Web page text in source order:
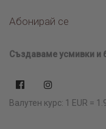
Абонирай се
Създаваме усмивки и
Валутен курс: 1 EUR =